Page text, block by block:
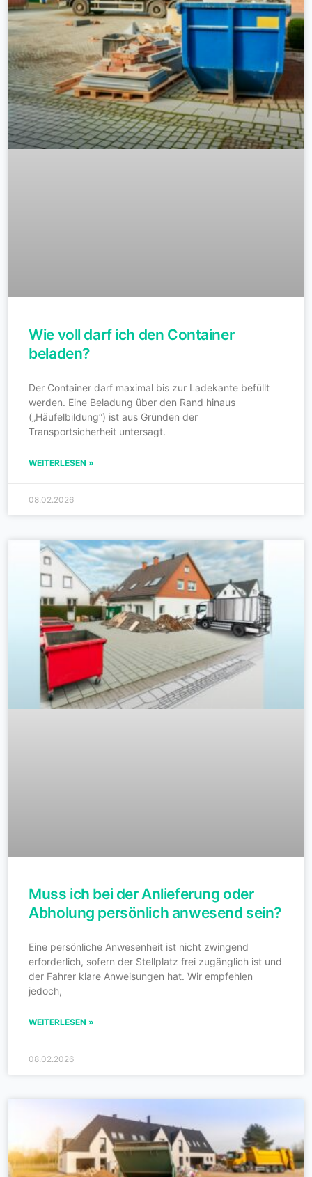
Wie voll darf ich den Container
beladen?
Der Container darf maximal bis zur Ladekante befüllt
werden. Eine Beladung über den Rand hinaus
(„Häufelbildung“) ist aus Gründen der
Transportsicherheit untersagt.
WEITERLESEN »
08.02.2026
Muss ich bei der Anlieferung oder
Abholung persönlich anwesend sein?
Eine persönliche Anwesenheit ist nicht zwingend
erforderlich, sofern der Stellplatz frei zugänglich ist und
der Fahrer klare Anweisungen hat. Wir empfehlen
jedoch,
WEITERLESEN »
08.02.2026